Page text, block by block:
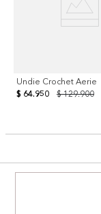
Undie Crochet Aerie
$ 129.900
$ 64.950